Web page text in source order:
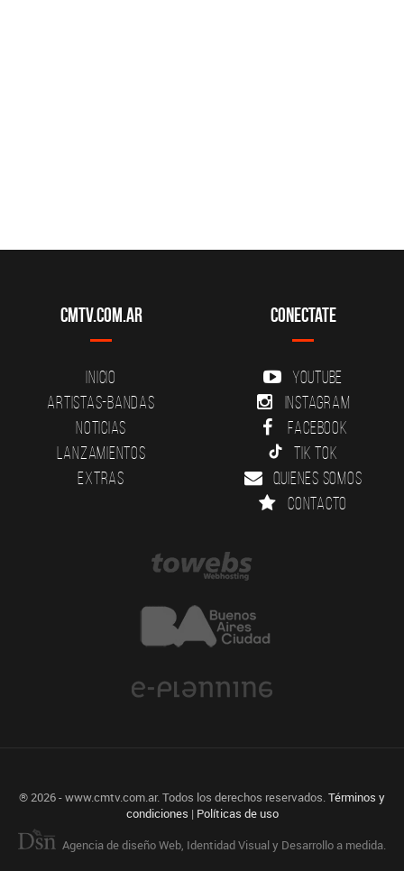
CMTV.com.ar
Inicio
Artistas-Bandas
Noticias
Lanzamientos
Extras
Conectate
YouTube
Instagram
Facebook
Tik Tok
Quienes somos
Contacto
® 2026 - www.cmtv.com.ar. Todos los derechos reservados.Términos y
condiciones | Políticas de uso
Agencia de diseño Web, Identidad Visual y Desarrollo a medida.